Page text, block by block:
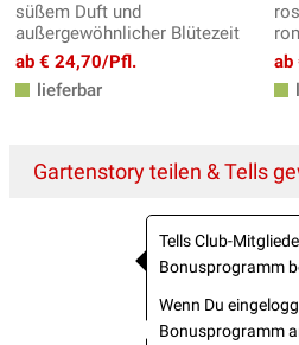
süßem Duft und
außergewöhnlicher Blütezeit
ab € 24,70/Pfl.
lieferbar
ab
Gartenstory teilen & Tells
Tells Club-
Bonusprogramm
Wenn Du
Bonusprogramm